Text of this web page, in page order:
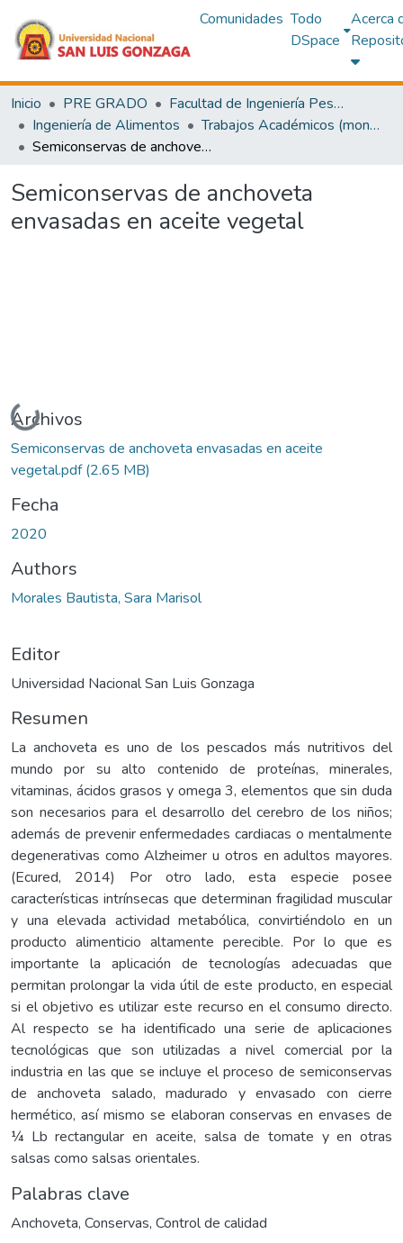
Comunidades Todo
DSpace
Acerca
Inicio PRE GRADO
Facultad de Ingeniería Pesquera y de Alimentos
Ingeniería de Alimentos
Trabajos Académicos (monografías)
Semiconservas de anchoveta envasadas en aceite vegetal
Semiconservas de anchoveta
envasadas en aceite vegetal
Cargando...
Archivos
Semiconservas de anchoveta envasadas en aceite
vegetal.pdf(2.65 MB)
Fecha
2020
Authors
Morales Bautista, Sara Marisol
Editor
Universidad Nacional San Luis Gonzaga
Resumen
La anchoveta es uno de los pescados más nutritivos del
mundo por su alto contenido de proteínas, minerales,
vitaminas, ácidos grasos y omega 3, elementos que sin duda
son necesarios para el desarrollo del cerebro de los niños;
además de prevenir enfermedades cardiacas o mentalmente
degenerativas como Alzheimer u otros en adultos mayores.
(Ecured, 2014) Por otro lado, esta especie posee
características intrínsecas que determinan fragilidad muscular
y una elevada actividad metabólica, convirtiéndolo en un
producto alimenticio altamente perecible. Por lo que es
importante la aplicación de tecnologías adecuadas que
permitan prolongar la vida útil de este producto, en especial
si el objetivo es utilizar este recurso en el consumo directo.
Al respecto se ha identificado una serie de aplicaciones
tecnológicas que son utilizadas a nivel comercial por la
industria en las que se incluye el proceso de semiconservas
de anchoveta salado, madurado y envasado con cierre
hermético, así mismo se elaboran conservas en envases de
¼ Lb rectangular en aceite, salsa de tomate y en otras
salsas como salsas orientales.
Palabras clave
Anchoveta, Conservas, Control de calidad